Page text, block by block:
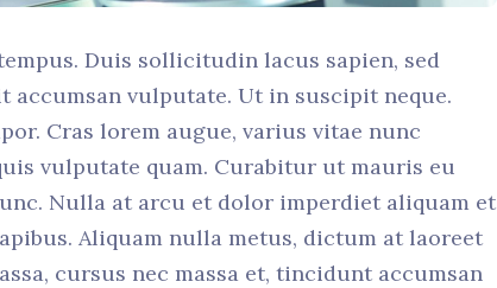
Duis sollicitudin lacus sapien, sed
accumsan vulputate. Ut in suscipit neque.
Cras lorem augue, varius vitae nunc
vulputate quam. Curabitur ut mauris eu
Nulla at arcu et dolor imperdiet aliquam et
Aliquam nulla metus, dictum at laoreet
cursus nec massa et, tincidunt accumsan